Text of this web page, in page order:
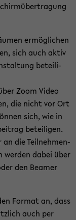
er­mög­li­chen
sich auch aktiv
be­tei­li­
Zoom Video
die nicht vor Ort
sich, wie in
be­tei­li­gen.
an die Teil­neh­men­
wer­den dabei über
den Bea­mer
For­mat an, dass
auch per